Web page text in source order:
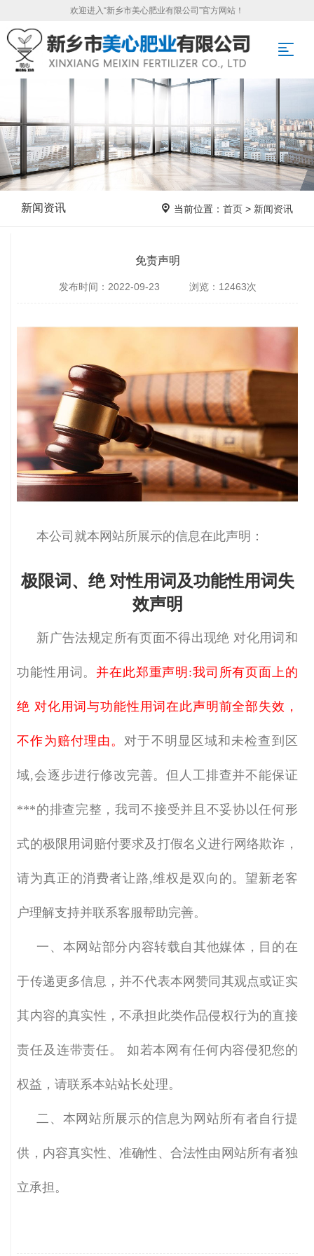
欢迎进入“新乡市美心肥业有限公司”官方网站！
新闻资讯 当前位置： 首页> 新闻资讯
免责声明
发布时间：2022-09-23 浏览：12463次
本公司就本网站所展示的信息在此声明：
极限词、绝 对性用词及功能性用词失
效声明
新广告法规定所有页面不得出现绝 对化用词和
功能性用词。 并在此郑重声明 :我司所有页面上的
绝 对化用词与功能性用词在此声明前全部失效，
不作为赔付理由。对于不明显区域和未检查到区
域,会逐步进行修改完善。但人工排查并不能保证
***的排查完整，我司不接受并且不妥协以任何形
式的极限用词赔付要求及打假名义进行网络欺诈，
请为真正的消费者让路,维权是双向的。望新老客
户理解支持并联系客服帮助完善。
一、本网站部分内容转载自其他媒体，目的在
于传递更多信息，并不代表本网赞同其观点或证实
其内容的真实性，不承担此类作品侵权行为的直接
责任及连带责任。 如若本网有任何内容侵犯您的
权益，请联系本站站长处理。
二、本网站所展示的信息为网站所有者自行提
供，内容真实性、准确性、合法性由网站所有者独
立承担。